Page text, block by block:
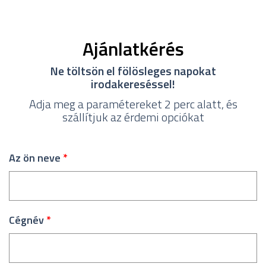
Ajánlatkérés
Ne töltsön el fölösleges napokat
irodakereséssel!
Adja meg a paramétereket 2 perc alatt, és
szállítjuk az érdemi opciókat
Az ön neve *
Cégnév*